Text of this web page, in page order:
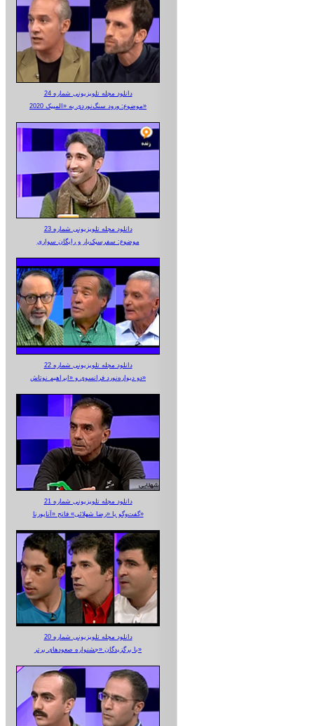
دانلود مجله تلویزیونی شماره 24
موضوع: ورود سنگ‌نوردی به «المپیک 2020»
دانلود مجله تلویزیونی شماره 23
موضوع: سفرسبک‌بار و رایگان سواری
دانلود مجله تلویزیونی شماره 22
دو دیواره‌نورد فرانسوی و «ابراهیم نوتاش»
دانلود مجله تلویزیونی شماره 21
گفت‌وگو با «رضا شهلائی» فاتح «آناپورنا»
دانلود مجله تلویزیونی شماره 20
با برگزیدگان «جشنواره صعودهای برتر»